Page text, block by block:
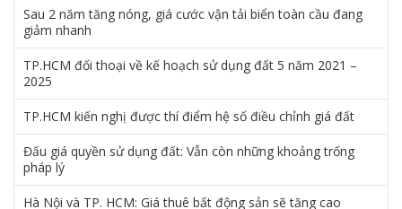
Sau 2 năm tăng nóng, giá cước vận tải biển toàn cầu đang
giảm nhanh
TP.HCM đối thoại về kế hoạch sử dụng đất 5 năm 2021 –
2025
TP.HCM kiến nghị được thí điểm hệ số điều chỉnh giá đất
Đấu giá quyền sử dụng đất: Vẫn còn những khoảng trống
pháp lý
Hà Nội và TP. HCM: Giá thuê bất động sản sẽ tăng cao